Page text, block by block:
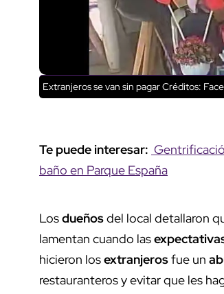
Extranjeros se van sin pagarCréditos:
Te puede interesar:
baño en Parque España
Losdueñosdel local detallaron
lamentan cuando las
hicieron losextranjerosfue un
restauranteros y evitar que les